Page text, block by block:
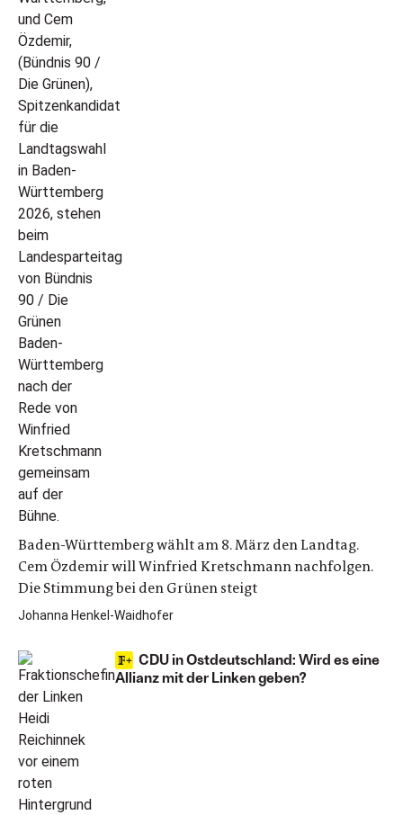
Baden-Württemberg wählt am 8. März den Landtag.
Cem Özdemir will Winfried Kretschmann nachfolgen.
Die Stimmung bei den Grünen steigt
Johanna Henkel-Waidhofer
CDU in Ostdeutschland: Wird es eine
Allianz mit der Linken geben?